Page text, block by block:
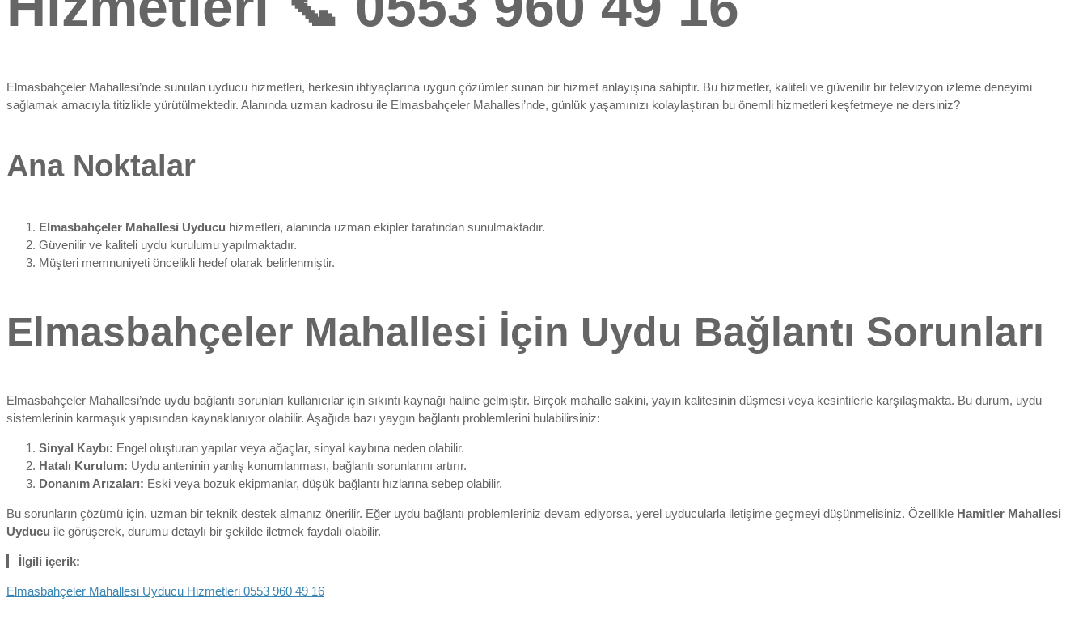
Elmasbahçeler Mahallesi’nde sunulan uyducu hizmetleri, herkesin ihtiyaçlarına uygun çözümler sunan bir hizmet anlayışına sahiptir. Bu hizmetler, kaliteli ve güvenilir bir televizyon izleme deneyimi
sağlamak amacıyla titizlikle yürütülmektedir. Alanında uzman kadrosu ile Elmasbahçeler Mahallesi’nde, günlük yaşamınızı kolaylaştıran bu önemli hizmetleri keşfetmeye ne dersiniz?
Ana Noktalar
Elmasbahçeler Mahallesi Uyducu hizmetleri, alanında uzman ekipler tarafından sunulmaktadır.
Güvenilir ve kaliteli uydu kurulumu yapılmaktadır.
Müşteri memnuniyeti öncelikli hedef olarak belirlenmiştir.
Elmasbahçeler Mahallesi İçin Uydu Bağlantı Sorunları
Elmasbahçeler Mahallesi’nde uydu bağlantı sorunları kullanıcılar için sıkıntı kaynağı haline gelmiştir. Birçok mahalle sakini, yayın kalitesinin düşmesi veya kesintilerle karşılaşmakta. Bu durum, uydu
sistemlerinin karmaşık yapısından kaynaklanıyor olabilir. Aşağıda bazı yaygın bağlantı problemlerini bulabilirsiniz:
Sinyal Kaybı: Engel oluşturan yapılar veya ağaçlar, sinyal kaybına neden olabilir.
Hatalı Kurulum: Uydu anteninin yanlış konumlanması, bağlantı sorunlarını artırır.
Donanım Arızaları: Eski veya bozuk ekipmanlar, düşük bağlantı hızlarına sebep olabilir.
Bu sorunların çözümü için, uzman bir teknik destek almanız önerilir. Eğer uydu bağlantı problemleriniz devam ediyorsa, yerel uyducularla iletişime geçmeyi düşünmelisiniz. Özellikle Hamitler Mahallesi
Uyducu ile görüşerek, durumu detaylı bir şekilde iletmek faydalı olabilir.
İlgili içerik:
Elmasbahçeler Mahallesi Uyducu Hizmetleri 0553 960 49 16